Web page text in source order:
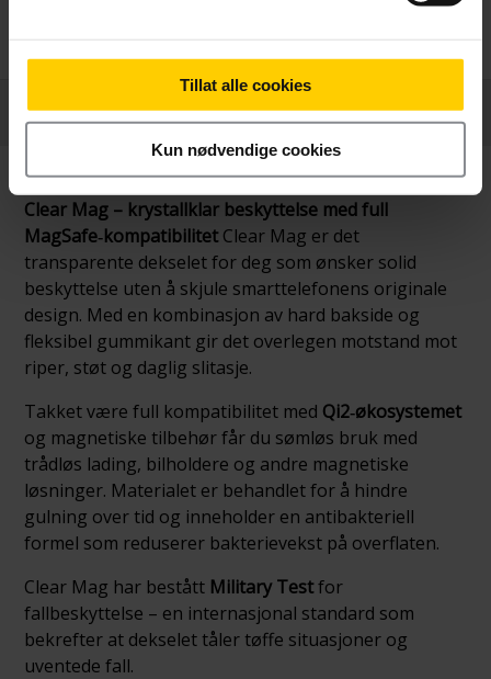
Tillat alle cookies
Kun nødvendige cookies
Produktinformasjon
Clear Mag – krystallklar beskyttelse med full
MagSafe‑kompatibilitet Clear Mag er det
transparente dekselet for deg som ønsker solid
beskyttelse uten å skjule smarttelefonens originale
design. Med en kombinasjon av hard bakside og
fleksibel gummikant gir det overlegen motstand mot
riper, støt og daglig slitasje.
Takket være full kompatibilitet med Qi2‑økosystemet
og magnetiske tilbehør får du sømløs bruk med
trådløs lading, bilholdere og andre magnetiske
løsninger. Materialet er behandlet for å hindre
gulning over tid og inneholder en antibakteriell
formel som reduserer bakterievekst på overflaten.
Clear Mag har bestått Military Testfor
fallbeskyttelse – en internasjonal standard som
bekrefter at dekselet tåler tøffe situasjoner og
uventede fall.